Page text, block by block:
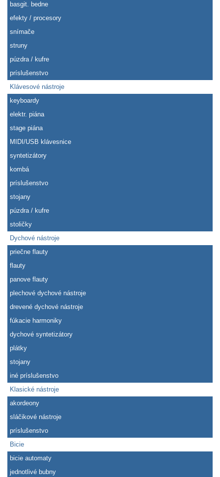
basgit. bedne
efekty / procesory
snímače
struny
púzdra / kufre
príslušenstvo
Klávesové nástroje
keyboardy
elektr. piána
stage piána
MIDI/USB klávesnice
syntetizátory
kombá
príslušenstvo
stojany
púzdra / kufre
stoličky
Dychové nástroje
priečne flauty
flauty
panove flauty
plechové dychové nástroje
drevené dychové nástroje
fúkacie harmoniky
dychové syntetizátory
plátky
stojany
iné príslušenstvo
Klasické nástroje
akordeony
sláčikové nástroje
príslušenstvo
Bicie
bicie automaty
jednotlivé bubny